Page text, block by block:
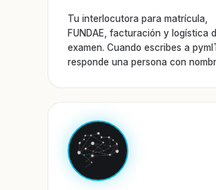
Tu interlocutora para matrícula,
FUNDAE, facturación y logística
examen. Cuando escribes a
responde una persona con